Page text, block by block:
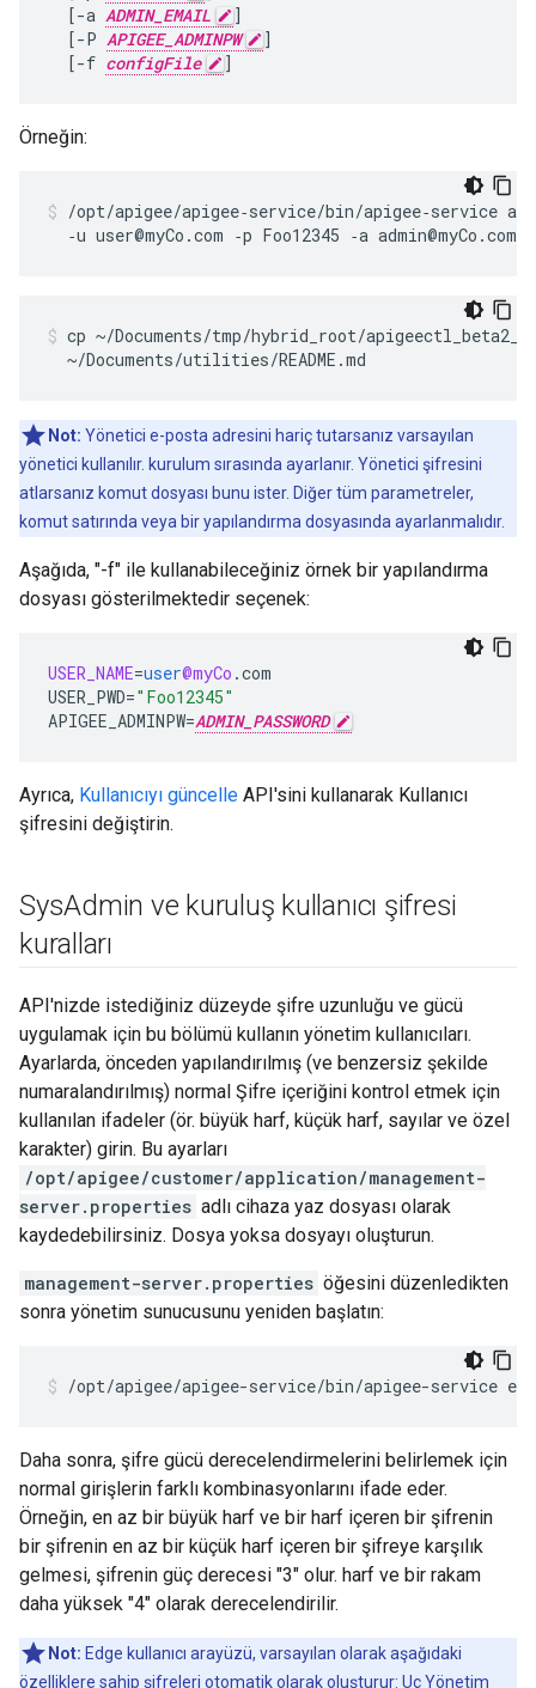
  [-a
ADMIN_EMAIL
]
  [-P
APIGEE_ADMINPW
]
  [-f
configFile ]
Örneğin:
/opt/apigee/apigee‑service/bin/apigee‑service
‑u user@myCo.com ‑p Foo12345 ‑a admin@myCo.com
cp ~/Documents/tmp/hybrid_root/
  ~/Documents/utilities/README.md
Not: Yönetici e-posta adresini hariç tutarsanız varsayılan
yönetici kullanılır. kurulum sırasında ayarlanır. Yönetici şifresini
atlarsanız komut dosyası bunu ister. Diğer tüm parametreler,
komut satırında veya bir yapılandırma dosyasında ayarlanmalıdır.
Aşağıda, "-f" ile kullanabileceğiniz örnek bir yapılandırma
dosyası gösterilmektedir seçenek:
USER_NAME=user@myCo .com
USER_PWD="Foo12345"
APIGEE_ADMINPW=ADMIN_PASSWORD
Ayrıca, Kullanıcıyı güncelle API'sini kullanarak Kullanıcı
şifresini değiştirin.
SysAdmin ve kuruluş kullanıcı şifresi
kuralları
API'nizde istediğiniz düzeyde şifre uzunluğu ve gücü
uygulamak için bu bölümü kullanın yönetim kullanıcıları.
Ayarlarda, önceden yapılandırılmış (ve benzersiz şekilde
numaralandırılmış) normal Şifre içeriğini kontrol etmek için
kullanılan ifadeler (ör. büyük harf, küçük harf, sayılar ve özel
karakter) girin. Bu ayarları
/opt/apigee/customer/application/management-
server.properties adlı cihaza yaz dosyası olarak
kaydedebilirsiniz. Dosya yoksa dosyayı oluşturun.
management-server.properties öğesini düzenledikten
sonra yönetim sunucusunu yeniden başlatın:
/opt/apigee/apigee-service/bin/apigee-service
Daha sonra, şifre gücü derecelendirmelerini belirlemek için
normal girişlerin farklı kombinasyonlarını ifade eder.
Örneğin, en az bir büyük harf ve bir harf içeren bir şifrenin
bir şifrenin en az bir küçük harf içeren bir şifreye karşılık
gelmesi, şifrenin güç derecesi "3" olur. harf ve bir rakam
daha yüksek "4" olarak derecelendirilir.
Not: Edge kullanıcı arayüzü, varsayılan olarak aşağıdaki
özelliklere sahip şifreleri otomatik olarak oluşturur: Uç Yönetim